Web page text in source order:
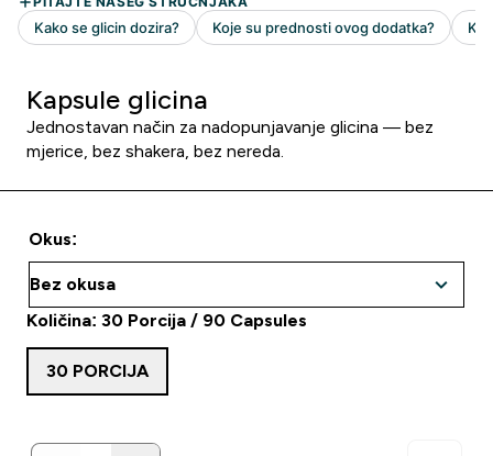
Kapsule glicina
Jednostavan način za nadopunjavanje glicina — bez
mjerice, bez shakera, bez nereda.
Okus:
Količina: 30 Porcija / 90 Capsules
30 PORCIJA